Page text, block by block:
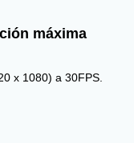
máxima
x 1080) a 30FPS.